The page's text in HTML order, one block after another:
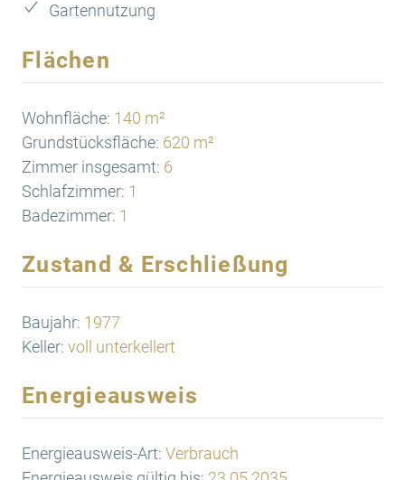
Gartennutzung
Flächen
Wohnfläche: 140 m²
Grundstücksfläche: 620 m²
Zimmer insgesamt: 6
Schlafzimmer: 1
Badezimmer: 1
Zustand & Erschließung
Baujahr: 1977
Keller: voll unterkellert
Energieausweis
Energieausweis-Art: Verbrauch